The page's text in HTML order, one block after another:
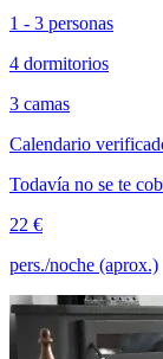
1 - 3 personas
4 dormitorios
3 camas
Calendario
Todavía no se te
22 €
pers./noche (aprox.)